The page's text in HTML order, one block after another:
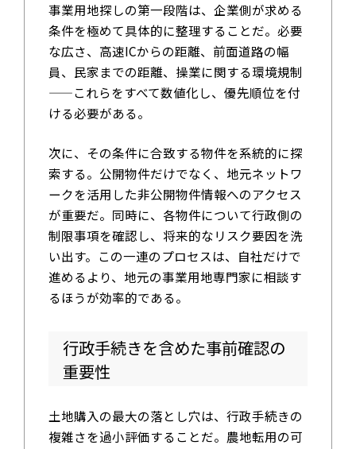
事業用地探しの第一段階は、企業側が求める
条件を極めて具体的に整理することだ。必要
な広さ、高速ICからの距離、前面道路の幅
員、民家までの距離、操業に関する環境規制
——これらをすべて数値化し、優先順位を付
ける必要がある。
次に、その条件に合致する物件を系統的に探
索する。公開物件だけでなく、地元ネットワ
ークを活用した非公開物件情報へのアクセス
が重要だ。同時に、各物件について行政側の
制限事項を確認し、将来的なリスク要因を洗
い出す。この一連のプロセスは、自社だけで
進めるより、地元の事業用地専門家に相談す
るほうが効率的である。
行政手続きを含めた事前確認の
重要性
土地購入の最大の落とし穴は、行政手続きの
複雑さを過小評価することだ。農地転用の可